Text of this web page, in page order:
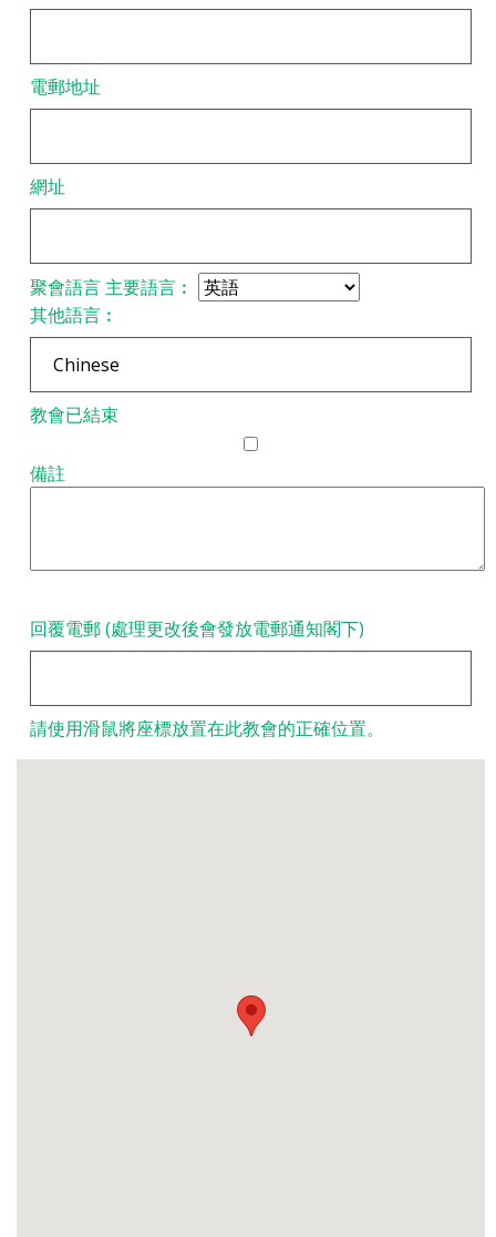
電郵地址
網址
聚會語言 主要語言︰
其他語言︰
教會已結束
備註
回覆電郵 (處理更改後會發放電郵通知閣下)
請使用滑鼠將座標放置在此教會的正確位置。